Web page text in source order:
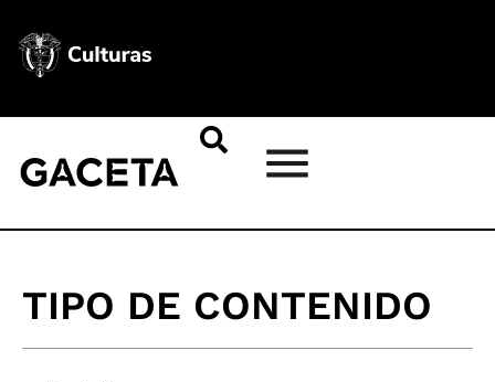
TIPO DE CONTENIDO